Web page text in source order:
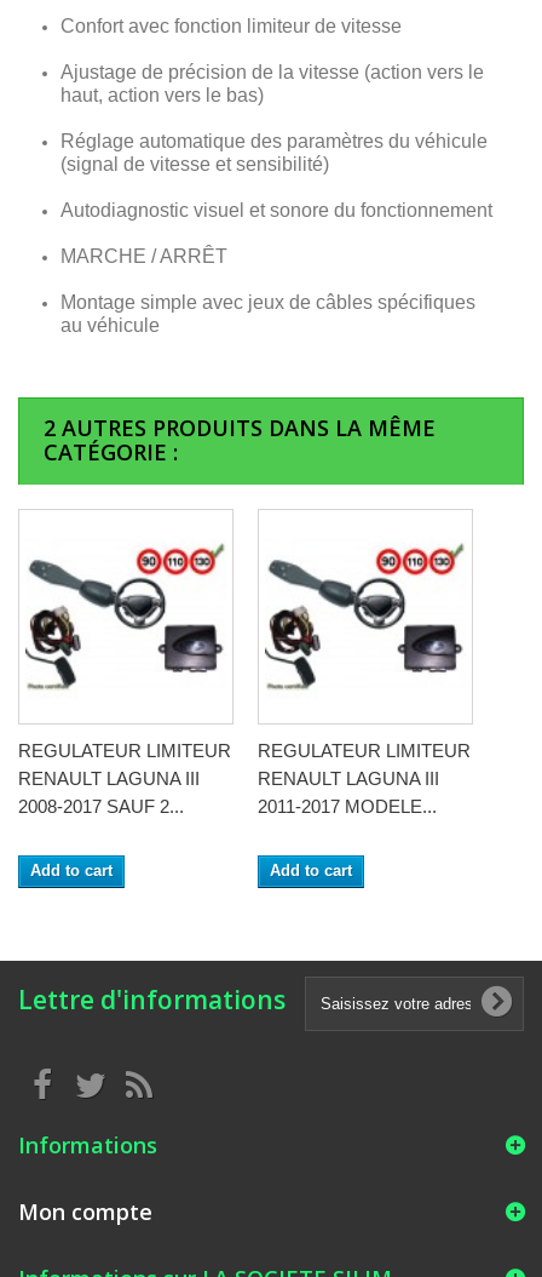
Confort avec fonction limiteur de vitesse
Ajustage de précision de la vitesse (action vers le
haut, action vers le bas)
Réglage automatique des paramètres du véhicule
(signal de vitesse et sensibilité)
Autodiagnostic visuel et sonore du fonctionnement
MARCHE / ARRÊT
Montage simple avec jeux de câbles spécifiques
au véhicule
2 AUTRES PRODUITS DANS LA MÊME
CATÉGORIE :
REGULATEUR LIMITEUR
RENAULT LAGUNA III
2008-2017 SAUF 2...
Add to cart
REGULATEUR LIMITEUR
RENAULT LAGUNA III
2011-2017 MODELE...
Add to cart
Lettre d'informations
Informations
Mon compte